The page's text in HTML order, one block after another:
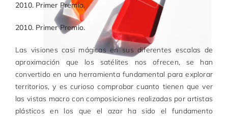
2010. Primer Premio.
2010. Primer Premio.
Las visiones casi mágicas en sus diferentes escalas de
aproximación que los satélites nos ofrecen, se han
convertido en una herramienta fundamental para explorar
territorios, y es curioso comprobar cuanto tienen que ver
las vistas macro con composiciones realizadas por artistas
plásticos en los que el azar ha sido el fundamento